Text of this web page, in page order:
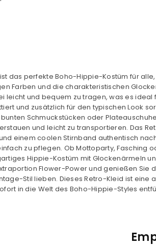
ist das perfekte Boho-Hippie-Kostüm für
Farben und die charakteristischen
leicht und bequem zu tragen, was es
und zusätzlich für den typischen Look
Schmuckstücken oder
und leicht zu transportieren. Das
einem coolen Stirnband authentisch
zu pflegen. Ob Mottoparty, Fasching
Hippie-Kostüm mit Glockenärmeln
Flower-Power und genießen
Stil lieben. Dieses Retro-Kleid ist
in die Welt des Boho-Hippie-Styles